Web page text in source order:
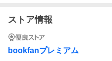
ストア情報
bookfanプレミアム